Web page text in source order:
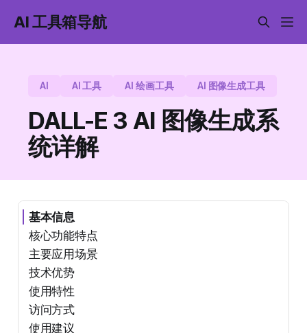
AI 工具箱导航
AI AI 工具 AI 绘画工具 AI 图像生成工具
DALL-E 3 AI 图像生成系
统详解
基本信息
核心功能特点
主要应用场景
技术优势
使用特性
访问方式
使用建议